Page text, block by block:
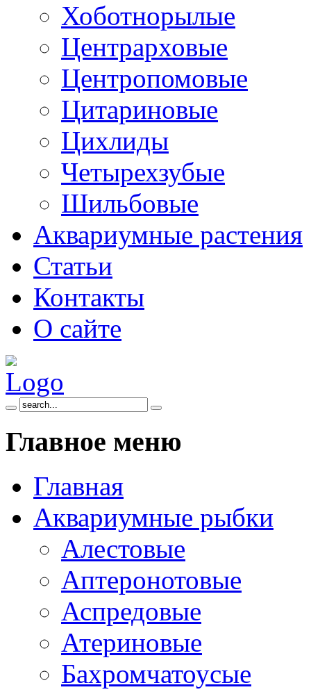
Хоботнорылые
Центрарховые
Центропомовые
Цитариновые
Цихлиды
Четырехзубые
Шильбовые
Аквариумные растения
Статьи
Контакты
О сайте
Главное меню
Главная
Аквариумные рыбки
Алестовые
Аптеронотовые
Аспредовые
Атериновые
Бахромчатоусые